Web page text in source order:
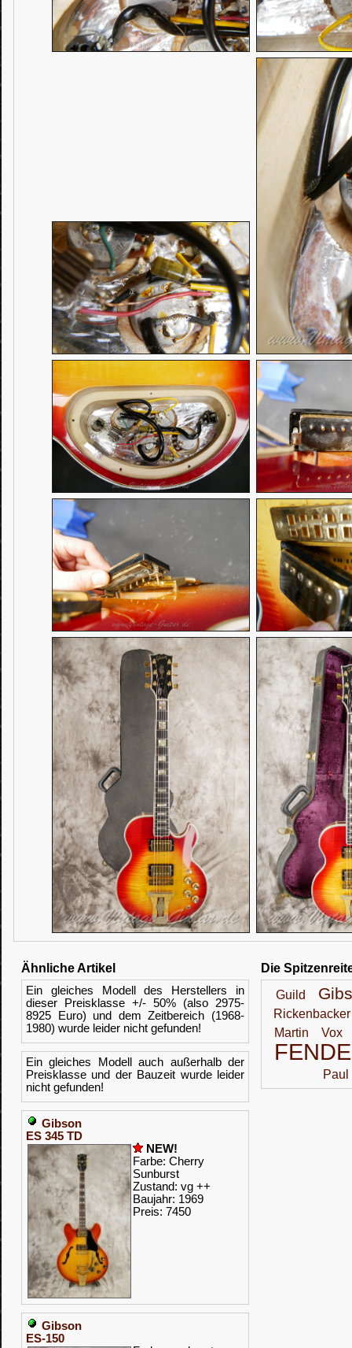
Ähnliche Artikel
Ein gleiches Modell des Herstellers in
dieser Preisklasse +/- 50% (also 2975-
8925 Euro) und dem Zeitbereich (1968-
1980) wurde leider nicht gefunden!
Ein gleiches Modell auch außerhalb der
Preisklasse und der Bauzeit wurde leider
nicht gefunden!
Gibson
ES 345 TD
NEW!
Farbe: Cherry
Sunburst
Zustand: vg ++
Baujahr: 1969
Preis: 7450
Gibson
ES-150
Die
Guild
Rickenbacker
Martin
Vox
Paul